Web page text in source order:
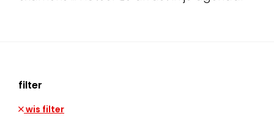
filter
wis filter